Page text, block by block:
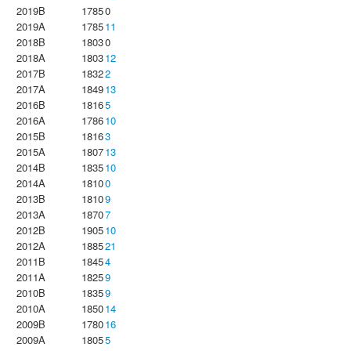
2019B
17850
2019A
178511
2018B
18030
2018A
180312
2017B
18322
2017A
184913
2016B
18165
2016A
178610
2015B
18163
2015A
180713
2014B
183510
2014A
18100
2013B
18109
2013A
18707
2012B
190510
2012A
188521
2011B
18454
2011A
18259
2010B
18359
2010A
185014
2009B
178016
2009A
18055